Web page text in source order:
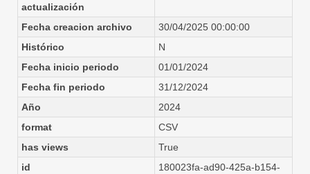
actualización
Fecha creacion archivo
30/04/2025 00:00:00
Histórico
N
Fecha inicio periodo
01/01/2024
Fecha fin periodo
31/12/2024
Año
2024
format
CSV
has views
True
id
180023fa-ad90-425a-b154-